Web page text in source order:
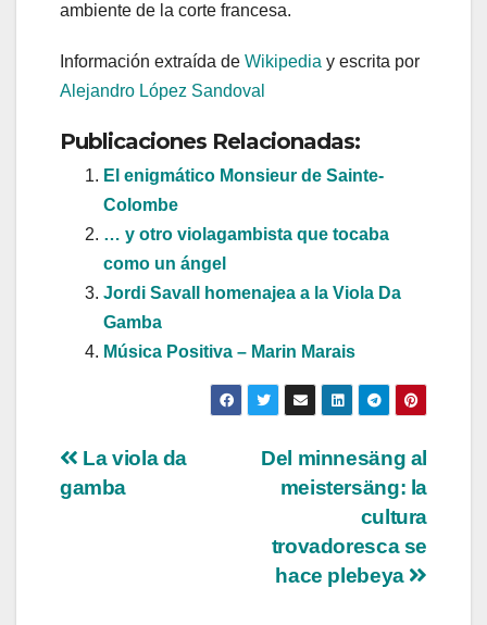
ambiente de la corte francesa.
Información extraída de Wikipedia y escrita por
Alejandro López Sandoval
Publicaciones Relacionadas:
El enigmático Monsieur de Sainte-
Colombe
… y otro violagambista que tocaba
como un ángel
Jordi Savall homenajea a la Viola Da
Gamba
Música Positiva – Marin Marais
Navegación
de
Del minnesäng al
meistersäng: la
cultura
trovadoresca se
hace plebeya
La viola da
gamba